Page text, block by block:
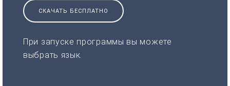
СКАЧАТЬ БЕСПЛАТНО
При запуске программы вы можете
выбрать язык.